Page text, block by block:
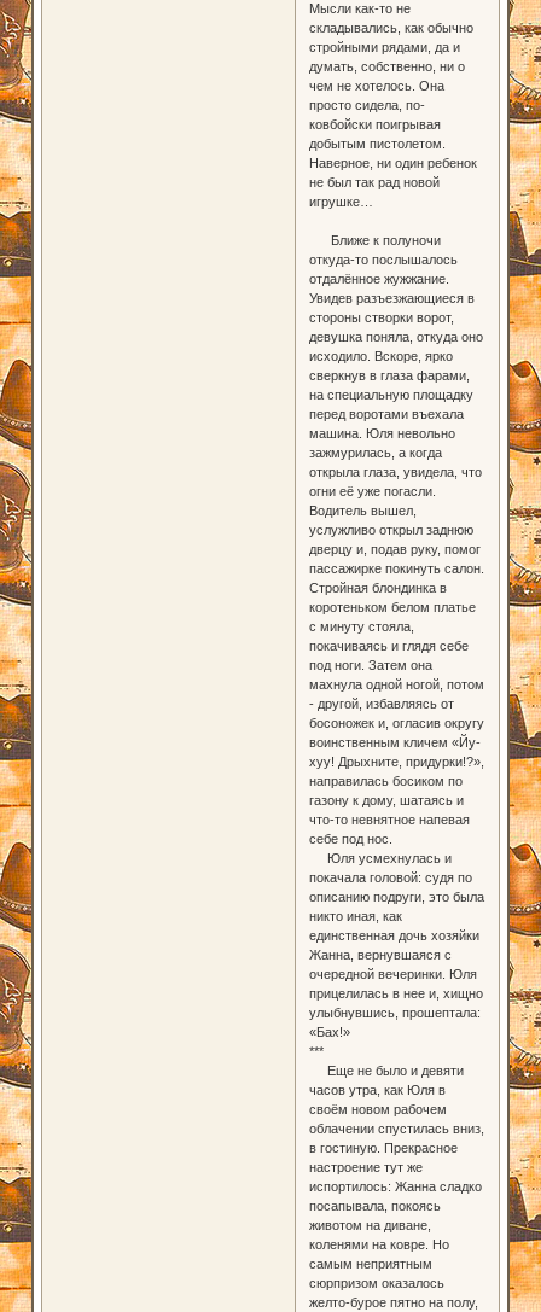
Мысли как-то не
складывались, как обычно
стройными рядами, да и
думать, собственно, ни о
чем не хотелось. Она
просто сидела, по-
ковбойски поигрывая
добытым пистолетом.
Наверное, ни один ребенок
не был так рад новой
игрушке…
Ближе к полуночи
откуда-то послышалось
отдалённое жужжание.
Увидев разъезжающиеся в
стороны створки ворот,
девушка поняла, откуда оно
исходило. Вскоре, ярко
сверкнув в глаза фарами,
на специальную площадку
перед воротами въехала
машина. Юля невольно
зажмурилась, а когда
открыла глаза, увидела, что
огни её уже погасли.
Водитель вышел,
услужливо открыл заднюю
дверцу и, подав руку, помог
пассажирке покинуть салон.
Стройная блондинка в
коротеньком белом платье
с минуту стояла,
покачиваясь и глядя себе
под ноги. Затем она
махнула одной ногой, потом
- другой, избавляясь от
босоножек и, огласив округу
воинственным кличем «Йу-
хуу! Дрыхните, придурки!?»,
направилась босиком по
газону к дому, шатаясь и
что-то невнятное напевая
себе под нос.
Юля усмехнулась и
покачала головой: судя по
описанию подруги, это была
никто иная, как
единственная дочь хозяйки
Жанна, вернувшаяся с
очередной вечеринки. Юля
прицелилась в нее и, хищно
улыбнувшись, прошептала:
«Бах!»
***
Еще не было и девяти
часов утра, как Юля в
своём новом рабочем
облачении спустилась вниз,
в гостиную. Прекрасное
настроение тут же
испортилось: Жанна сладко
посапывала, покоясь
животом на диване,
коленями на ковре. Но
самым неприятным
сюрпризом оказалось
желто-бурое пятно на полу,